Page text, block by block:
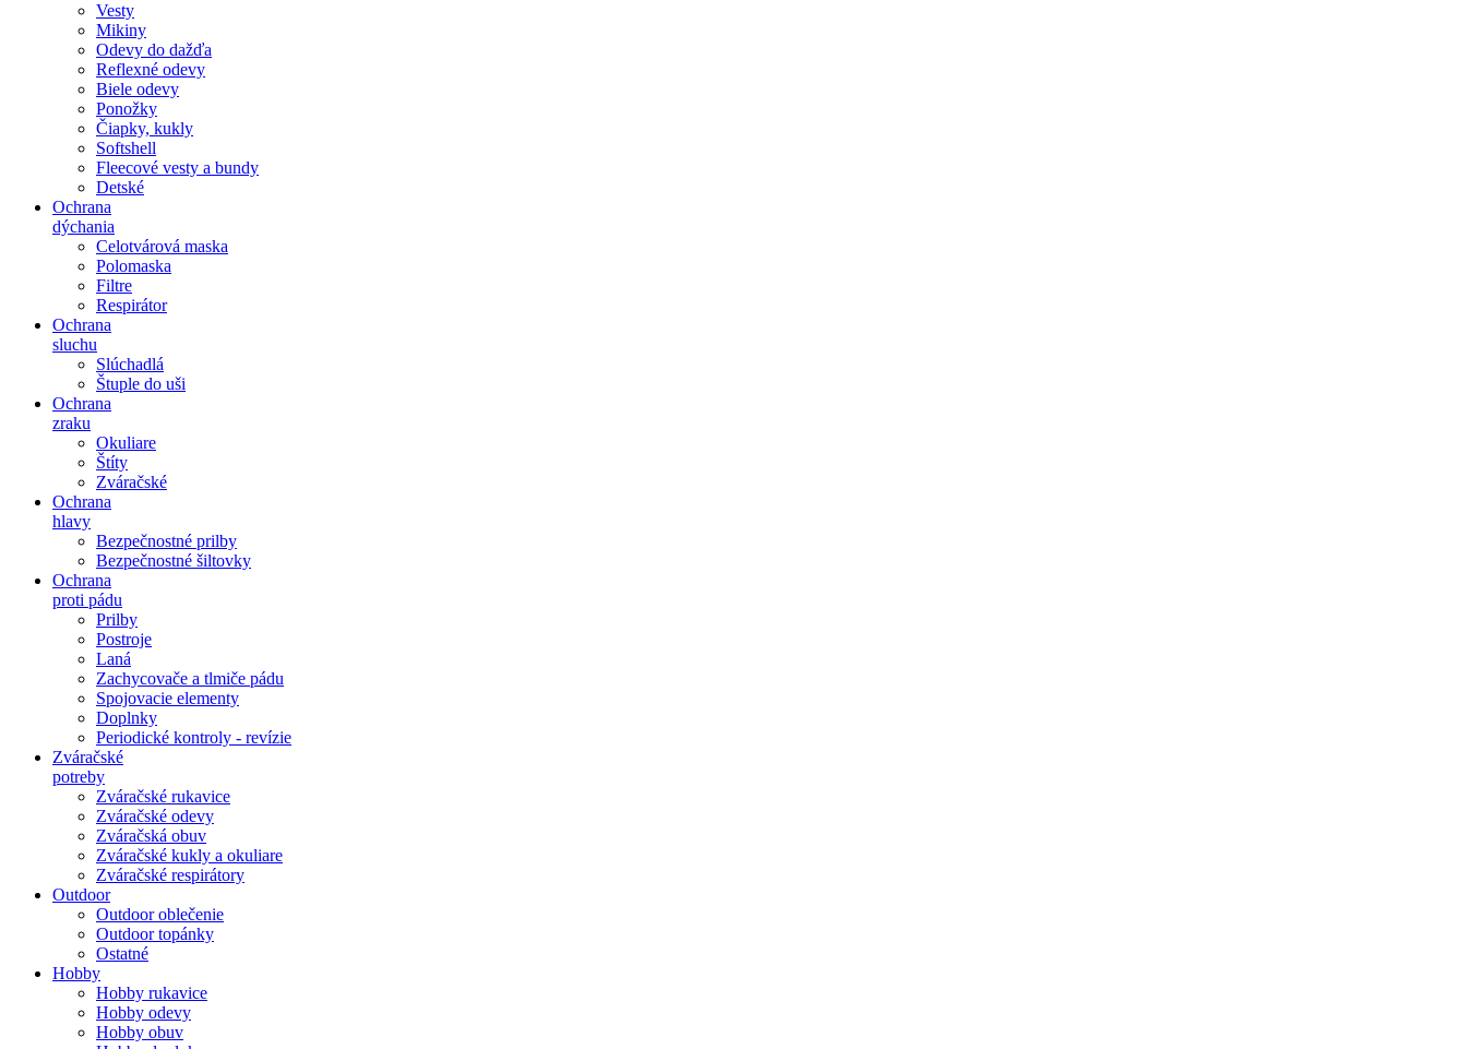
Vesty
Mikiny
Odevy do dažďa
Reflexné odevy
Biele odevy
Ponožky
Čiapky, kukly
Softshell
Fleecové vesty a bundy
Detské
Ochrana
dýchania
Celotvárová maska
Polomaska
Filtre
Respirátor
Ochrana
sluchu
Slúchadlá
Štuple do uši
Ochrana
zraku
Okuliare
Štíty
Zváračské
Ochrana
hlavy
Bezpečnostné prilby
Bezpečnostné šiltovky
Ochrana
proti pádu
Prilby
Postroje
Laná
Zachycovače a tlmiče pádu
Spojovacie elementy
Doplnky
Periodické kontroly - revízie
Zváračské
potreby
Zváračské rukavice
Zváračské odevy
Zváračská obuv
Zváračské kukly a okuliare
Zváračské respirátory
Outdoor
Outdoor oblečenie
Outdoor topánky
Ostatné
Hobby
Hobby rukavice
Hobby odevy
Hobby obuv